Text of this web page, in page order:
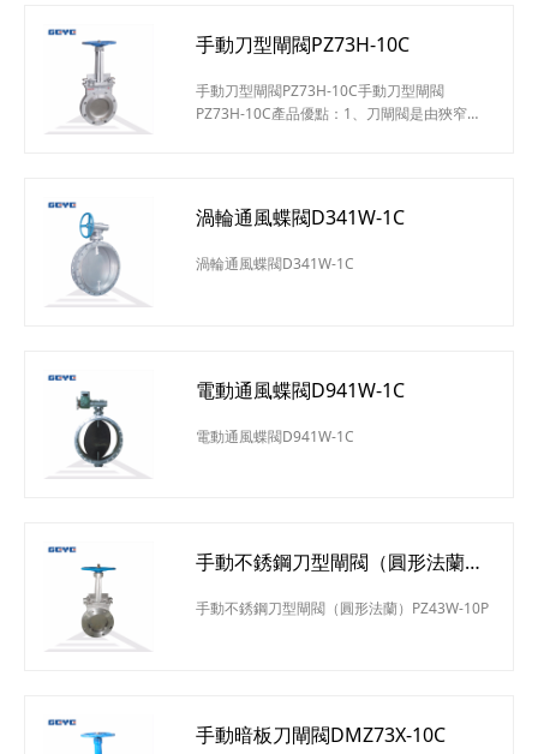
手動刀型閘閥PZ73H-10C
手動刀型閘閥PZ73H-10C手動刀型閘閥
PZ73H-10C產品優點：1、刀閘閥是由狹窄的
力，有效保護了填料和閥座的使用壽命。4、
閥體底部配置了閘板壓緊裝置，能夠安全第將
5、產品廣泛用于造紙、水處理、電力、化
渦輪通風蝶閥D341W-1C
渦輪通風蝶閥D341W-1C
電動通風蝶閥D941W-1C
電動通風蝶閥D941W-1C
手動不銹鋼刀型閘閥（圓形法蘭）
手動不銹鋼刀型閘閥（圓形法蘭）PZ43W-10P
手動暗板刀閘閥DMZ73X-10C